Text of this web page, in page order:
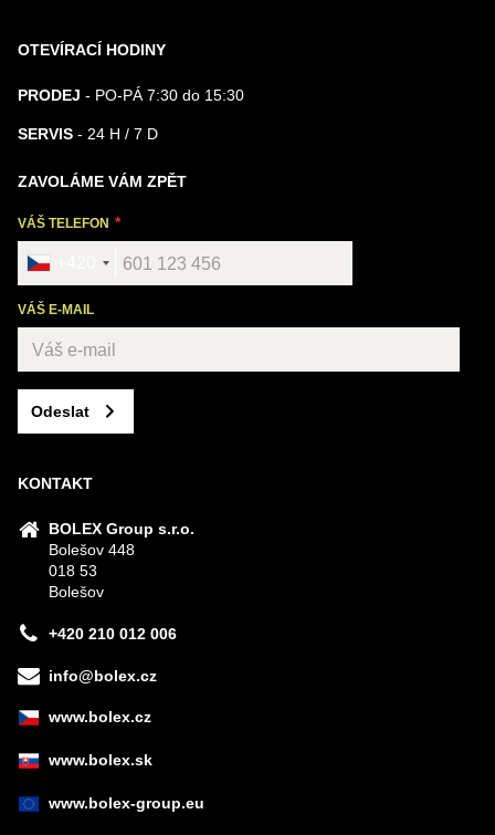
OTEVÍRACÍ HODINY
PRODEJ - PO-PÁ 7:30 do 15:30
SERVIS - 24 H / 7 D
ZAVOLÁME VÁM ZPĚT
VÁŠ TELEFON
VÁŠ E-MAIL
Odeslat
KONTAKT
BOLEX Group s.r.o.
Bolešov 448
018 53
Bolešov
+420 210 012 006
info@bolex.cz
www.bolex.cz
www.bolex.sk
www.bolex-group.eu